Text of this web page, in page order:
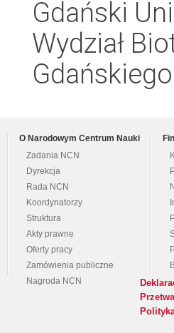
Gdański
Wydział
O Narodowym Centrum Nauki
Zadania NCN
Dyrekcja
Rada NCN
Koordynatorzy
Struktura
Akty prawne
Oferty pracy
Zamówienia publiczne
Nagroda NCN